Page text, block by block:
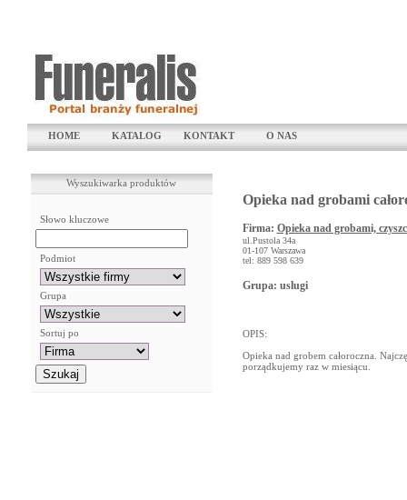
HOME KATALOG KONTAKT O NAS
Wyszukiwarka produktów
Słowo kluczowe
Podmiot
Grupa
Sortuj po
Opieka nad grobami
Firma: Opieka nad grobami,
ul.Pustola 34a
01-107 Warszawa
tel: 889 598 639
Grupa: uslugi
OPIS:
Opieka nad grobem całoroczna.
porządkujemy raz w miesiącu.